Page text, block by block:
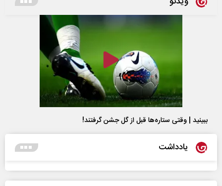
ببینید | وقتی ستاره‌ها قبل از گل جشن گرفتند!
یادداشت